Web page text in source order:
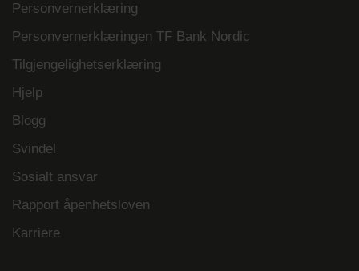
Personvernerklæring
Personvernerklæringen TF Bank Nordic
Tilgjengelighetserklæring
Hjelp
Blogg
Svindel
Sosialt ansvar
Rapport åpenhetsloven
Karriere